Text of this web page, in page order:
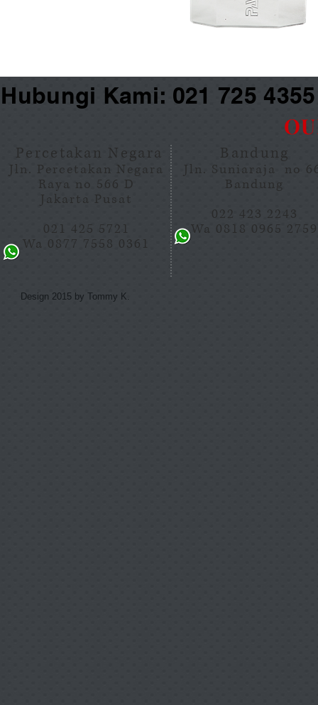
Kami: 021 725
Percetakan Negara
Jln. Percetakan Negara
Raya no 566 D
Jakarta Pusat
021 425 5721
Wa 0877 7558 0361
Bandung
Jln. Suniaraja no
Bandung
022 423 2243
Wa 0818 0965 2759
Design 2015 by Tommy K.